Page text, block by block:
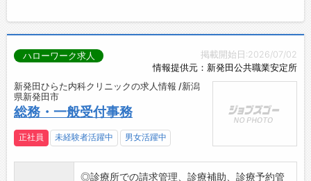
掲載開始日:2026/07/02
情報提供元：新発田公共職業安定所
ハローワーク求人
新発田ひらた内科クリニックの求人情報 /新潟
県新発田市
総務・一般受付事務
正社員 未経験者活躍中 男女活躍中
◎診療所での請求管理、診療補助、診療予約管